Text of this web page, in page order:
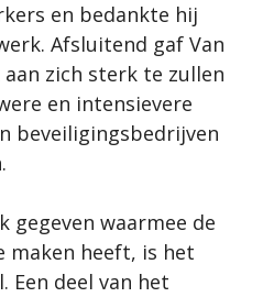
en bedankte hij
Afsluitend gaf Van
zich sterk te zullen
en intensievere
beveiligingsbedrijven
gegeven waarmee de
maken heeft, is het
Een deel van het